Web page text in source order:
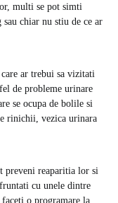
multi se pot simti
chiar nu stiu de ce ar
ar trebui sa vizitati
de probleme urinare
se ocupa de bolile si
rinichii, vezica urinara
preveni reaparitia lor si
cu unele dintre
o programare la